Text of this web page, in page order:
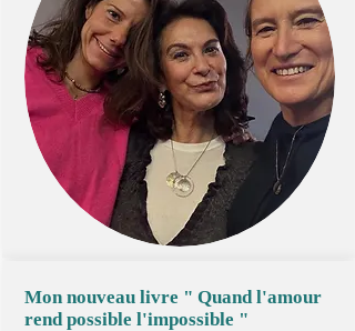
Mon nouveau livre " Quand l'amour
rend possible l'impossible "